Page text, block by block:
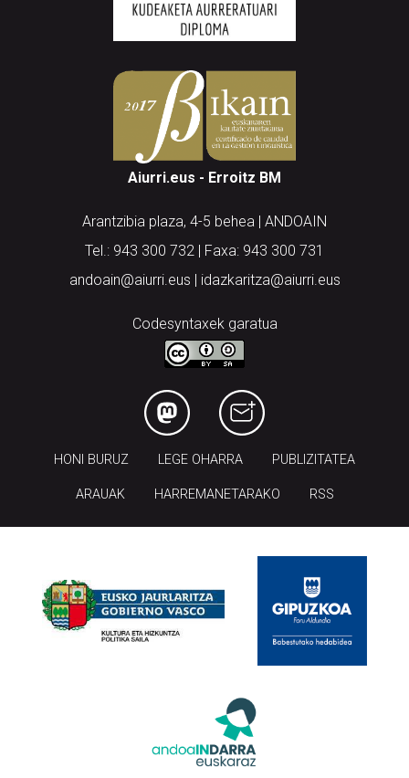
Aiurri.eus - Erroitz BM
Arantzibia plaza, 4-5 behea | ANDOAIN
Tel.: 943 300 732 | Faxa: 943 300 731
andoain@aiurri.eus | idazkaritza@aiurri.eus
Codesyntaxek garatua
HONI BURUZ LEGE OHARRA PUBLIZITATEA
ARAUAK HARREMANETARAKO RSS